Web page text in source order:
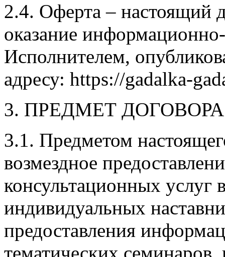
2.4. Оферта – настоящий
оказание
Исполнителем,
адресу: https://gadalka-
3. ПРЕДМЕТ ДОГОВОРА
3.1. Предметом
возмездное
консультационных услуг
индивидуальных
предоставления